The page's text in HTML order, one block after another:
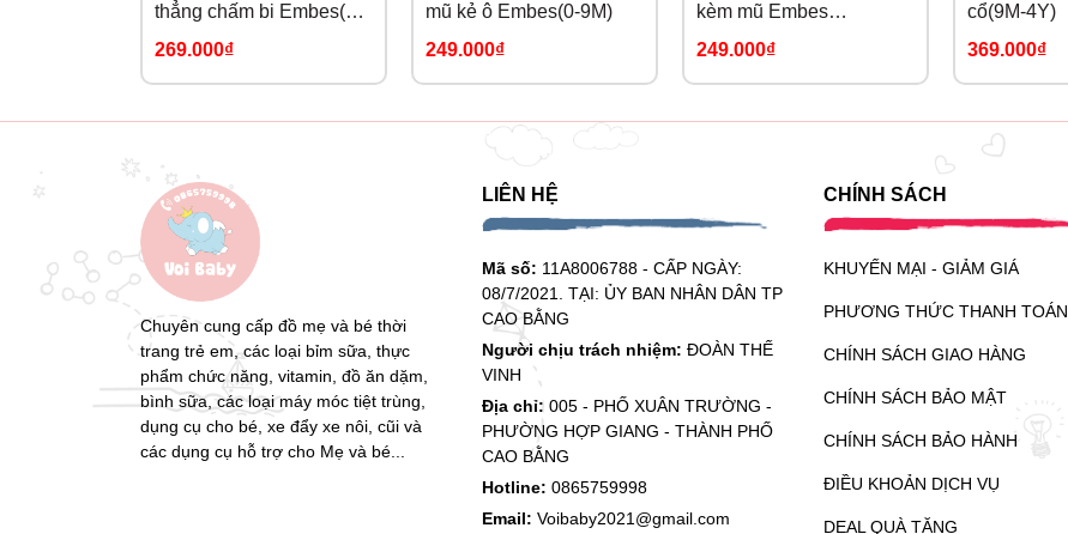
thẳng chấm bi Embes(0-
9M)
269.000₫
mũ kẻ ô Embes(0-9M)
249.000₫
kèm mũ Embes
Holiday(0-9M)
249.000₫
cổ(9M-4Y)
369.000₫
Chuyên cung cấp đồ mẹ và bé thời
trang trẻ em, các loại bỉm sữa, thực
phẩm chức năng, vitamin, đồ ăn dặm,
bình sữa, các loại máy móc tiệt trùng,
dụng cụ cho bé, xe đẩy xe nôi, cũi và
các dụng cụ hỗ trợ cho Mẹ và bé...
LIÊN HỆ
Mã số: 11A8006788 - CẤP NGÀY:
08/7/2021. TẠI: ỦY BAN NHÂN DÂN TP
CAO BẰNG
Người chịu trách nhiệm: ĐOÀN THẾ
VINH
Địa chỉ: 005 - PHỐ XUÂN TRƯỜNG -
PHƯỜNG HỢP GIANG - THÀNH PHỐ
CAO BẰNG
Hotline: 0865759998
Email: Voibaby2021@gmail.com
CHÍNH SÁCH
KHUYẾN MẠI - GIẢM GIÁ
PHƯƠNG THỨC THANH TOÁN
CHÍNH SÁCH GIAO HÀNG
CHÍNH SÁCH BẢO MẬT
CHÍNH SÁCH BẢO HÀNH
ĐIỀU KHOẢN DỊCH VỤ
DEAL QUÀ TẶNG